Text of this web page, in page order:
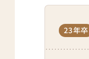
23年卒